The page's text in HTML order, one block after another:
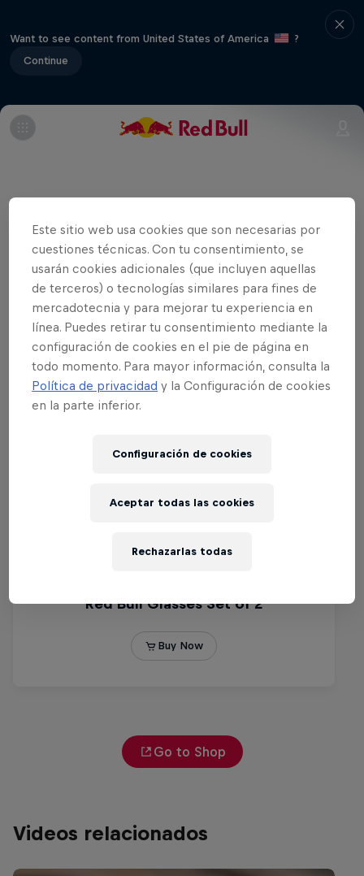
Want to see content from United States of America
?
Continue
Compra la colección
Go to Shop
Videos relacionados
Este sitio web usa cookies que son necesarias por
cuestiones técnicas. Con tu consentimiento, se
usarán cookies adicionales (que incluyen aquellas
de terceros) o tecnologías similares para fines de
mercadotecnia y para mejorar tu experiencia en
línea. Puedes retirar tu consentimiento mediante la
configuración de cookies en el pie de página en
todo momento. Para mayor información, consulta la
Política de privacidad y la Configuración de cookies
en la parte inferior.
Configuración de cookies
Rechazarlas todas
Aceptar todas las cookies